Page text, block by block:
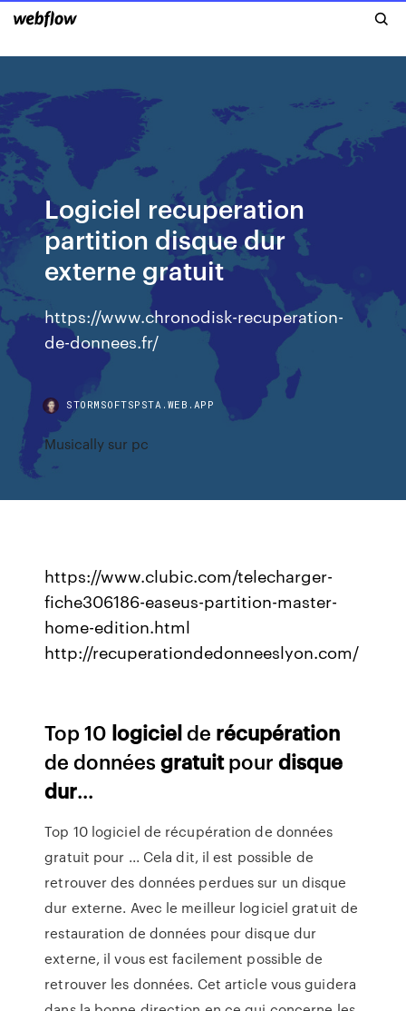
Logiciel recuperation
partition disque dur
externe gratuit
https://www.chronodisk-recuperation-
de-donnees.fr/
STORMSOFTSPSTA.WEB.APP
Musically sur pc
https://www.clubic.com/telecharger-
fiche306186-easeus-partition-master-
home-edition.html
http://recuperationdedonneeslyon.com/
Top 10 logicielde récupération
de donnéesgratuitpourdisque
dur...
Top 10 logiciel de récupération de données
gratuit pour ... Cela dit, il est possible de
retrouver des données perdues sur un disque
dur externe. Avec le meilleur logiciel gratuit de
restauration de données pour disque dur
externe, il vous est facilement possible de
retrouver les données. Cet article vous guidera